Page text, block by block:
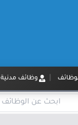
وظائف مدنية